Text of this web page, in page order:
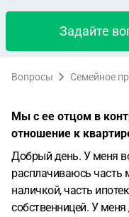
Задайте
Вопросы Семейное
Мы с ее отцом в
отношение к
Добрый день. У меня
расплачиваюсь часть
наличкой, часть
собственницей. У